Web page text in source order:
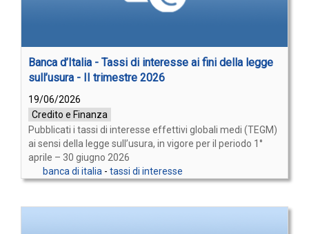
Banca d’Italia - Tassi di interesse ai fini della legge
sull’usura - II trimestre 2026
19/06/2026
Credito e Finanza
Pubblicati i tassi di interesse effettivi globali medi (TEGM)
ai sensi della legge sull’usura, in vigore per il periodo 1°
aprile – 30 giugno 2026
banca di italia - tassi di interesse